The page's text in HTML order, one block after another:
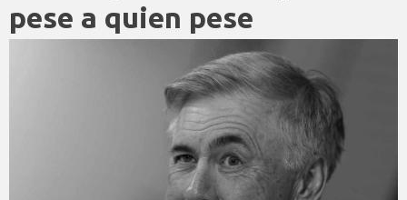
pese a quien pese